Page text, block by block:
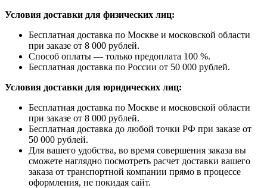
Условия доставки для физических лиц:
Бесплатная доставка по Москве и московской области
при заказе от 8 000 рублей.
Способ оплаты — только предоплата 100 %.
Бесплатная доставка по России от 50 000 рублей.
Условия доставки для юридических лиц:
Бесплатная доставка по Москве и московской области
при заказе от 8 000 рублей.
Бесплатная доставка до любой точки РФ при заказе от
50 000 рублей.
Для вашего удобства, во время совершения заказа вы
сможете наглядно посмотреть расчет доставки вашего
заказа от транспортной компании прямо в процессе
оформления, не покидая сайт.